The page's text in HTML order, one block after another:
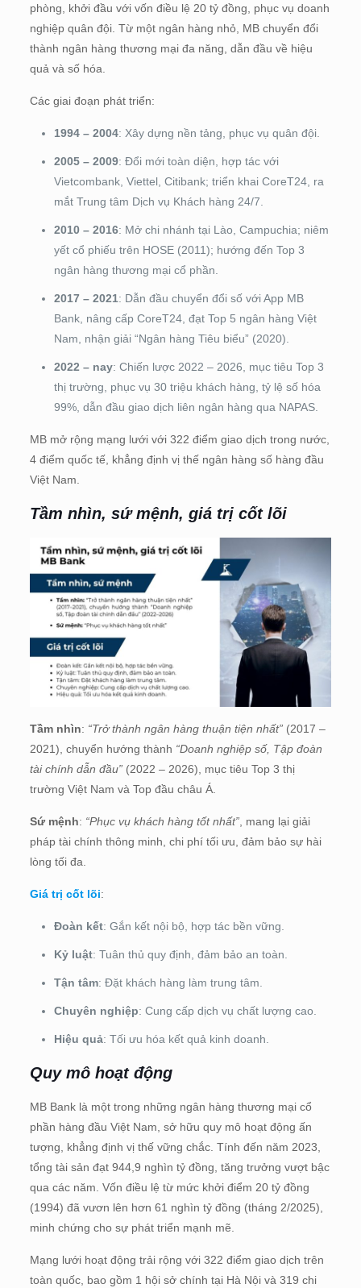
phòng, khởi đầu với vốn điều lệ 20 tỷ đồng, phục vụ doanh
nghiệp quân đội. Từ một ngân hàng nhỏ, MB chuyển đổi
thành ngân hàng thương mại đa năng, dẫn đầu về hiệu
quả và số hóa.
Các giai đoạn phát triển:
1994 – 2004: Xây dựng nền tảng, phục vụ quân đội.
2005 – 2009: Đổi mới toàn diện, hợp tác với
Vietcombank, Viettel, Citibank; triển khai CoreT24, ra
mắt Trung tâm Dịch vụ Khách hàng 24/7.
2010 – 2016: Mở chi nhánh tại Lào, Campuchia; niêm
yết cổ phiếu trên HOSE (2011); hướng đến Top 3
ngân hàng thương mại cổ phần.
2017 – 2021: Dẫn đầu chuyển đổi số với App MB
Bank, nâng cấp CoreT24, đạt Top 5 ngân hàng Việt
Nam, nhận giải “Ngân hàng Tiêu biểu” (2020).
2022 – nay: Chiến lược 2022 – 2026, mục tiêu Top 3
thị trường, phục vụ 30 triệu khách hàng, tỷ lệ số hóa
99%, dẫn đầu giao dịch liên ngân hàng qua NAPAS.
MB mở rộng mạng lưới với 322 điểm giao dịch trong nước,
4 điểm quốc tế, khẳng định vị thế ngân hàng số hàng đầu
Việt Nam.
Tầm nhìn, sứ mệnh, giá trị cốt lõi
Tầm nhìn: “Trở thành ngân hàng thuận tiện nhất”(2017 –
2021), chuyển hướng thành “Doanh nghiệp số, Tập đoàn
tài chính dẫn đầu”(2022 – 2026), mục tiêu Top 3 thị
trường Việt Nam và Top đầu châu Á.
Sứ mệnh: “Phục vụ khách hàng tốt nhất”, mang lại giải
pháp tài chính thông minh, chi phí tối ưu, đảm bảo sự hài
lòng tối đa.
Giá trị cốt lõi:
Đoàn kết: Gắn kết nội bộ, hợp tác bền vững.
Kỷ luật: Tuân thủ quy định, đảm bảo an toàn.
Tận tâm: Đặt khách hàng làm trung tâm.
Chuyên nghiệp: Cung cấp dịch vụ chất lượng cao.
Hiệu quả: Tối ưu hóa kết quả kinh doanh.
Quy mô hoạt động
MB Bank là một trong những ngân hàng thương mại cổ
phần hàng đầu Việt Nam, sở hữu quy mô hoạt động ấn
tượng, khẳng định vị thế vững chắc. Tính đến năm 2023,
tổng tài sản đạt 944,9 nghìn tỷ đồng, tăng trưởng vượt bậc
qua các năm. Vốn điều lệ từ mức khởi điểm 20 tỷ đồng
(1994) đã vươn lên hơn 61 nghìn tỷ đồng (tháng 2/2025),
minh chứng cho sự phát triển mạnh mẽ.
Mạng lưới hoạt động trải rộng với 322 điểm giao dịch trên
toàn quốc, bao gồm 1 hội sở chính tại Hà Nội và 319 chi